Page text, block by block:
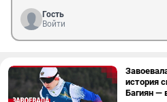
Гость
Войти
история
Багиян —